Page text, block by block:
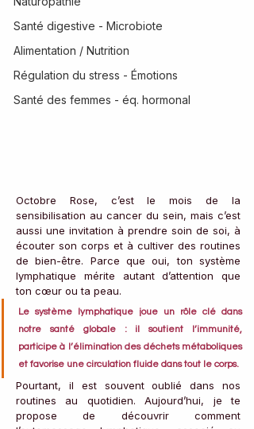
Santé digestive - Microbiote
Alimentation / Nutrition
Régulation du stress - Émotions
Santé des femmes - éq. hormonal
Octobre Rose, c’est le mois de la
sensibilisation au cancer du sein, mais c’est
aussi une invitation à prendre soin de soi, à
écouter son corps et à cultiver des routines
de bien-être. Parce que oui, ton système
lymphatique mérite autant d’attention que
ton cœur ou ta peau.
Le système lymphatique joue un rôle clé dans
notre santé globale : il soutient l’immunité,
participe à l’élimination des déchets métaboliques
et favorise une circulation fluide dans tout le corps.
Pourtant, il est souvent oublié dans nos
routines au quotidien. Aujourd’hui, je te
propose de découvrir comment